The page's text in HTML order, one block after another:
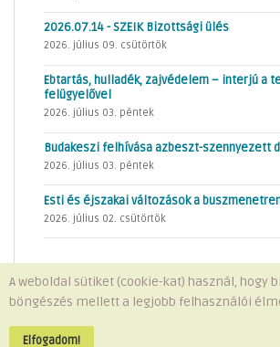
2026.07.14 - SZEIK Bizottsági ülés
2026. július 09. csütörtök
Ebtartás, hulladék, zajvédelem – interjú a
felügyelővel
2026. július 03. péntek
Budakeszi felhívása azbeszt-szennyezett
2026. július 03. péntek
Esti és éjszakai változások a
2026. július 02. csütörtök
Minden jog fenntartva © 2026 Telki Község
A weboldal sütiket (cookie-kat) használ, hogy
böngészés mellett a legjobb felhasználói
Elfogadom!